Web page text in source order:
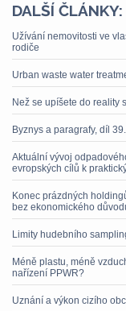
DALŠÍ ČLÁNKY:
Užívání nemovitosti ve
rodiče
Urban waste water
Než se upíšete do reality
Byznys a paragrafy, díl
Aktuální vývoj
evropských cílů k
Konec prázdných
bez ekonomického
Limity hudebního
Méně plastu, méně
nařízení PPWR?
Uznání a výkon cizího